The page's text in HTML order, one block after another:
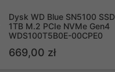
Dysk WD Blue SN5100 SSD
1TB M.2 PCIe NVMe Gen4
WDS100T5B0E-00CPE0
669,00 zł